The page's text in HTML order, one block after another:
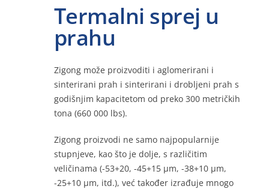
Resursi
Na liniji
Termalni sprej u
prahu
Zigong može proizvoditi i aglomerirani i
sinterirani prah i sinterirani i drobljeni prah s
godišnjim kapacitetom od preko 300 metričkih
tona (660 000 lbs).
Zigong proizvodi ne samo najpopularnije
stupnjeve, kao što je dolje, s različitim
veličinama (-53+20, -45+15 μm, -38+10 μm,
-25+10 μm, itd.), već također izrađuje mnogo